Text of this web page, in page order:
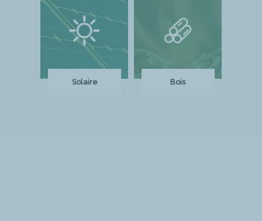
Solaire Bois